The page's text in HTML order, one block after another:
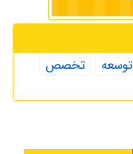
توسعه
تخصص